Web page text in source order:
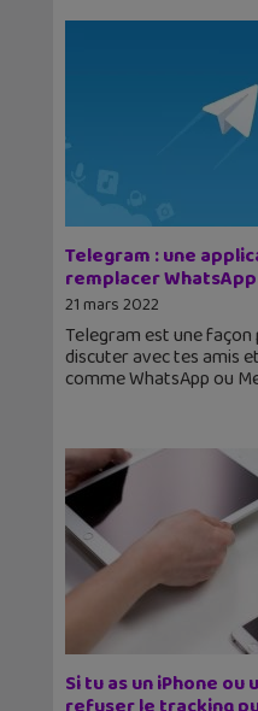
Telegram : une
remplacer WhatsApp
21 mars 2022
Telegram est une façon
discuter avec tes amis
comme WhatsApp ou
Si tu as un iPhone ou